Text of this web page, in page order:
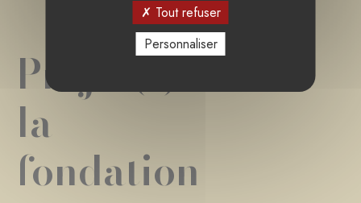
Projet(s) de
la
fondation
Tout refuser
Personnaliser